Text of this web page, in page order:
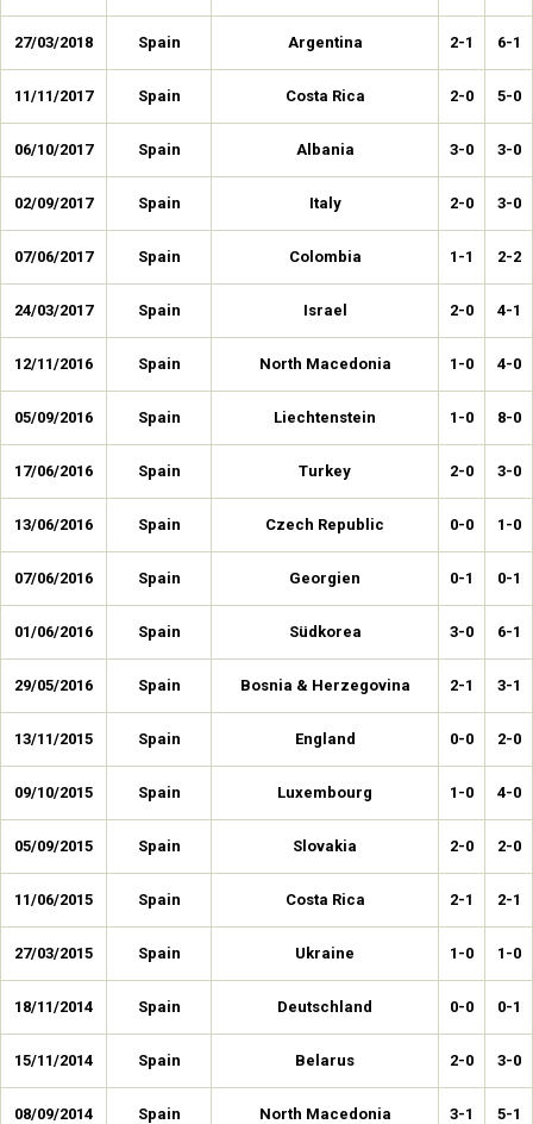
27/03/2018 Spain Argentina 2-1 6-1
11/11/2017 Spain Costa Rica 2-0 5-0
06/10/2017 Spain Albania 3-0 3-0
02/09/2017 Spain Italy 2-0 3-0
07/06/2017 Spain Colombia 1-1 2-2
24/03/2017 Spain Israel 2-0 4-1
12/11/2016 Spain North Macedonia 1-0 4-0
05/09/2016 Spain Liechtenstein 1-0 8-0
17/06/2016 Spain Turkey 2-0 3-0
13/06/2016 Spain Czech Republic 0-0 1-0
07/06/2016 Spain Georgien 0-1 0-1
01/06/2016 Spain Südkorea 3-0 6-1
29/05/2016 Spain Bosnia & Herzegovina 2-1 3-1
13/11/2015 Spain England 0-0 2-0
09/10/2015 Spain Luxembourg 1-0 4-0
05/09/2015 Spain Slovakia 2-0 2-0
11/06/2015 Spain Costa Rica 2-1 2-1
27/03/2015 Spain Ukraine 1-0 1-0
18/11/2014 Spain Deutschland 0-0 0-1
15/11/2014 Spain Belarus 2-0 3-0
08/09/2014 Spain North Macedonia 3-1 5-1